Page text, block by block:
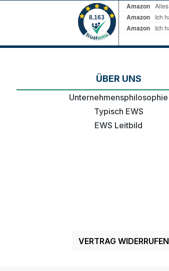
ÜBER UNS
Unternehmensphilosophie
Typisch EWS
EWS Leitbild
VERTRAG WIDERRUFEN